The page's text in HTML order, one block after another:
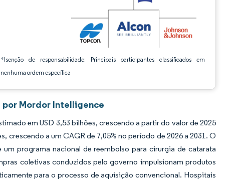
*Isenção de responsabilidade: Principais participantes classificados em
nenhuma ordem específica
Mordor Intelligence
em USD 3,53 bilhões, crescendo a partir do valor de 2025
crescendo a um CAGR de 7,05% no período de 2026 a 2031. O
programa nacional de reembolso para cirurgia de catarata
coletivas conduzidos pelo governo impulsionam produtos
para o processo de aquisição convencional. Hospitais